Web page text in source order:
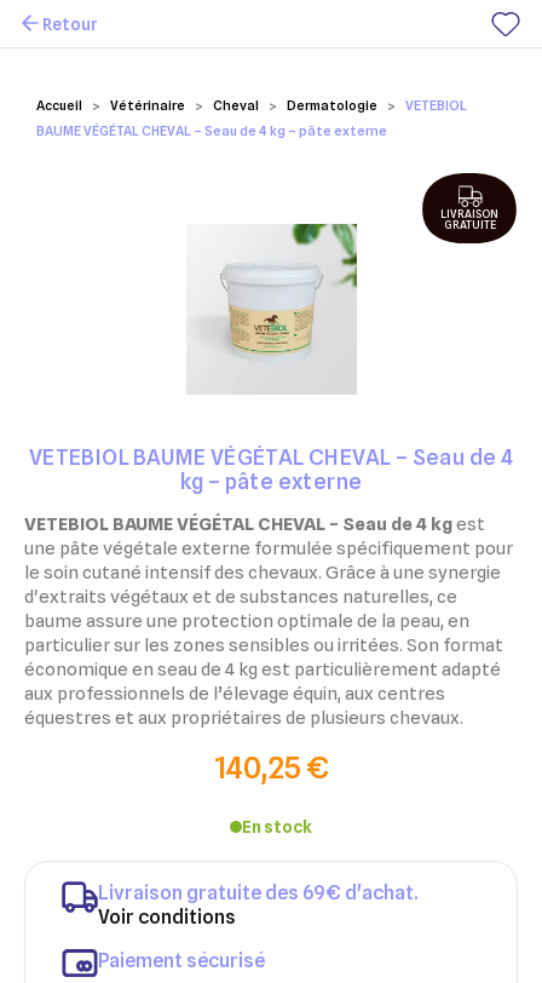
Mes favoris
Accueil Vétérinaire Cheval Dermatologie
VETEBIOL
BAUME VÉGÉTAL CHEVAL – Seau de 4 kg – pâte externe
Retour
VETEBIOL BAUME VÉGÉTAL CHEVAL – Seau de 4
kg – pâte externe
VETEBIOL BAUME VÉGÉTAL CHEVAL – Seau de 4 kgest
une pâte végétale externe formulée spécifiquement pour
le soin cutané intensif des chevaux. Grâce à une synergie
d'extraits végétaux et de substances naturelles, ce
baume assure une protection optimale de la peau, en
particulier sur les zones sensibles ou irritées. Son format
économique en seau de 4 kg est particulièrement adapté
aux professionnels de l’élevage équin, aux centres
équestres et aux propriétaires de plusieurs chevaux.
140,25 €
En stock
Livraison gratuite des 69€ d'achat.
Voir conditions
Paiement sécurisé
LIVRAISON
GRATUITE
Ajouter à ma liste d'envies
Créer une liste d'envies
Nom de la liste d'envies
Connexion
Vous devez être connecté pour ajouter des produits à votre